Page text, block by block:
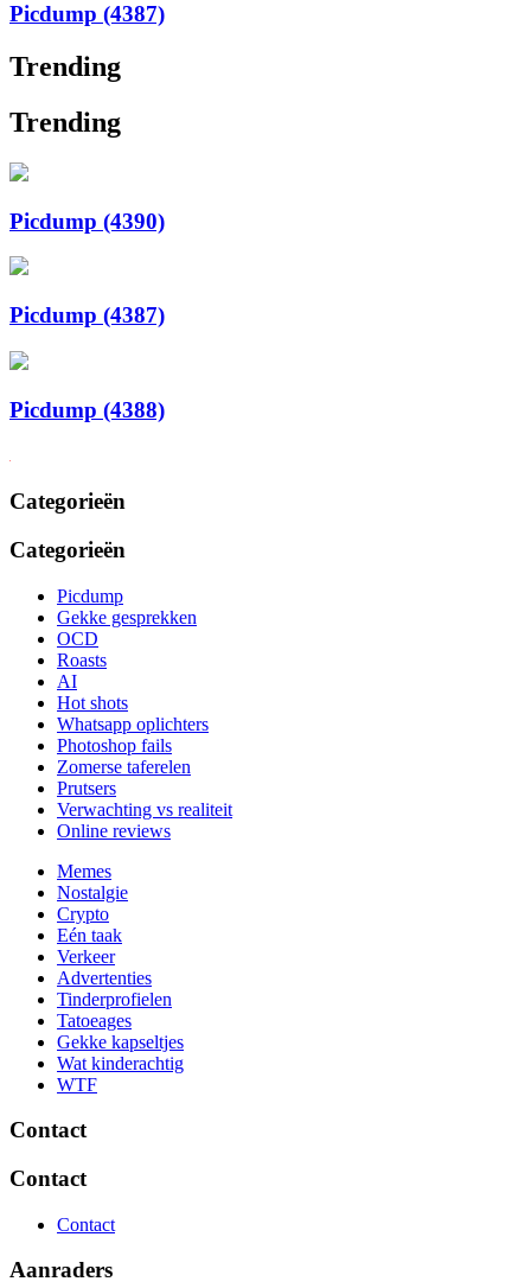
Picdump (4387)
Trending
Trending
Picdump (4390)
Picdump (4387)
Picdump (4388)
Categorieën
Categorieën
Picdump
Gekke gesprekken
OCD
Roasts
AI
Hot shots
Whatsapp oplichters
Photoshop fails
Zomerse taferelen
Prutsers
Verwachting vs realiteit
Online reviews
Memes
Nostalgie
Crypto
Eén taak
Verkeer
Advertenties
Tinderprofielen
Tatoeages
Gekke kapseltjes
Wat kinderachtig
WTF
Contact
Contact
Contact
Aanraders